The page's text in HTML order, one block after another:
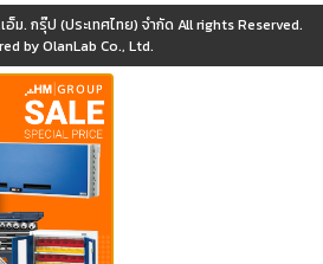
อ็ม. กรุ๊ป (ประเทศไทย) จำกัด All rights Reserved.
byOlanLab Co., Ltd.